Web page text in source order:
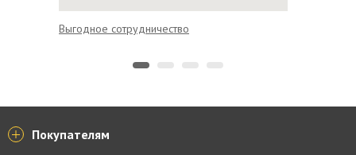
Выгодное сотрудничество
Покупателям